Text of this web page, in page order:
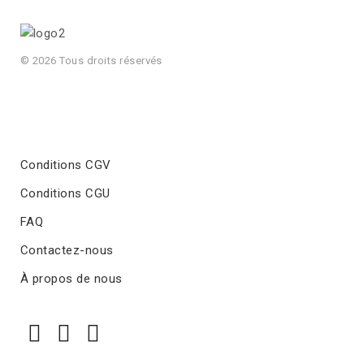
© 2026 Tous droits réservés
Conditions CGV
Conditions CGU
FAQ
Contactez-nous
À propos de nous